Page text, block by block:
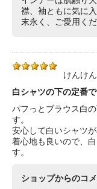
襟、袖ともに気に
末永く、ご愛用く
けんけん
白シャツの下の定番
パフっとブラウス白
す。
安心して白いシャツが
着心地も良いので、
す。
ショップからのコ